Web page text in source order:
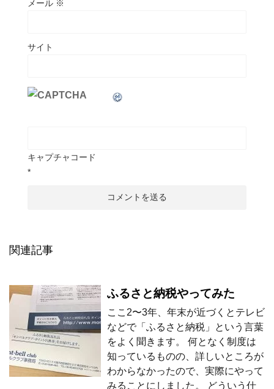
メール ※
サイト
キャプチャコード
*
関連記事
ふるさと納税やってみた
ここ2〜3年、年末が近づくとテレビ
などで「ふるさと納税」という言葉
をよく聞きます。 何となく制度は
知っているものの、詳しいところが
わからなかったので、実際にやって
みることにしました。 どういう仕